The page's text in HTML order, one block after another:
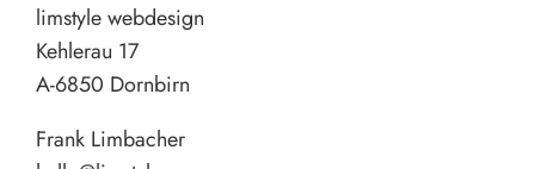
limstyle webdesign
Kehlerau 17
A-6850 Dornbirn
Frank Limbacher